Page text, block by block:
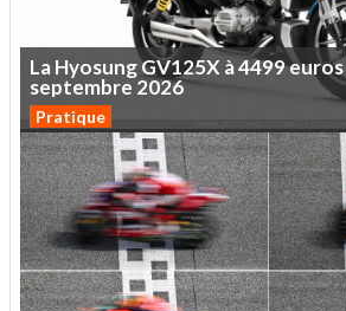
LaHyosungGV125X à4499euros
septembre 2026
Pratique